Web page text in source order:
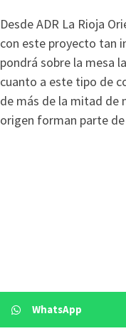
Desde ADR La Rioja
con este proyecto tan
pondrá sobre la mesa
cuanto a este tipo de
de más de la mitad de
origen forman parte
WhatsApp